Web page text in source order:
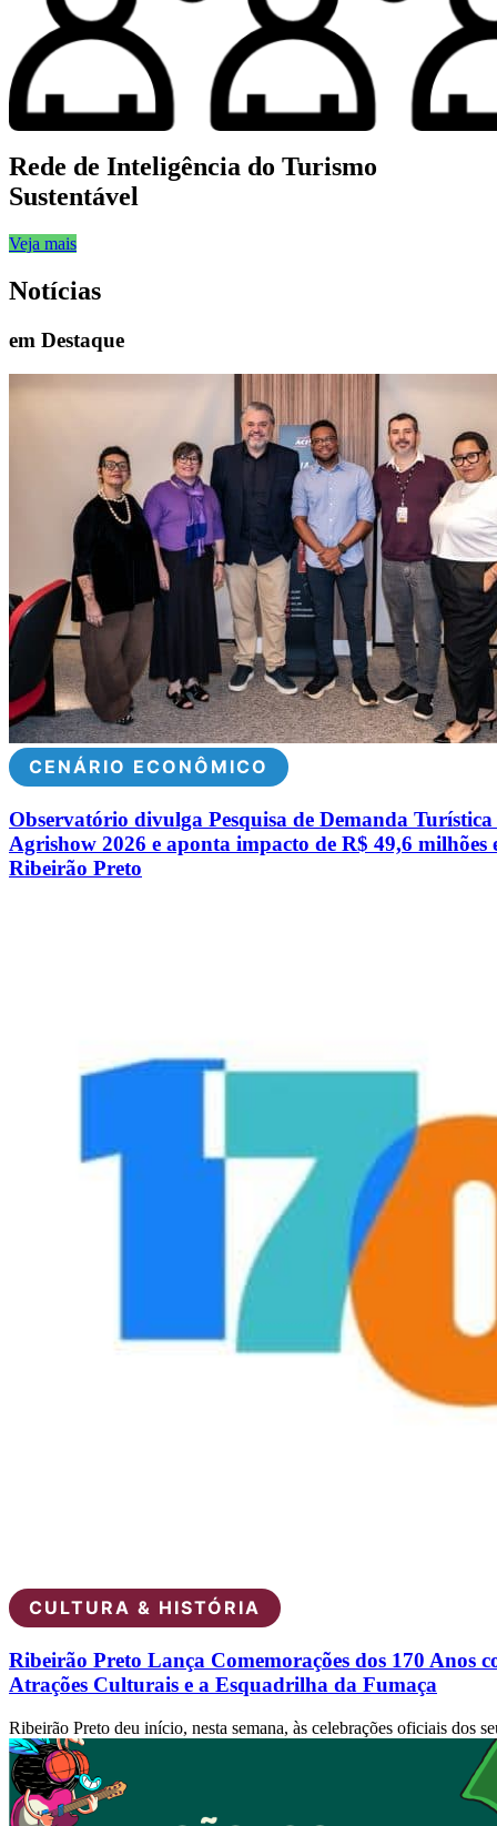
Rede de Inteligência do Turismo
Sustentável
Veja mais
Notícias
em Destaque
CENÁRIO ECONÔMICO
Observatório divulga Pesquisa de Demanda
Agrishow 2026 e aponta impacto de R$ 49,6 milhões
Ribeirão Preto
CULTURA & HISTÓRIA
Ribeirão Preto Lança Comemorações dos 170 Anos
Atrações Culturais e a Esquadrilha da Fumaça
Ribeirão Preto deu início, nesta semana, às celebrações oficiais dos